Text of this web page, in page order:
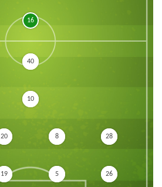
16
26
5
19
28
8
20
10
40